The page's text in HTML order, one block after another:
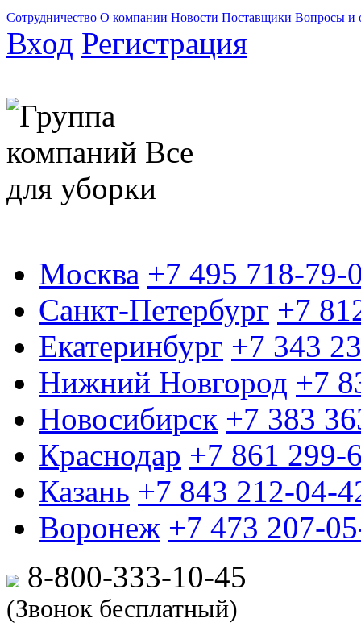
Сотрудничество О компании Новости Поставщики Вопросы и
Вход Регистрация
Москва +7 495 718-79-
Санкт-Петербург +7
Екатеринбург +7 343
Нижний Новгород +7
Новосибирск +7 383
Краснодар +7 861 299-
Казань +7 843 212-04-
Воронеж +7 473 207-
8-800-333-10-45
(Звонок бесплатный)